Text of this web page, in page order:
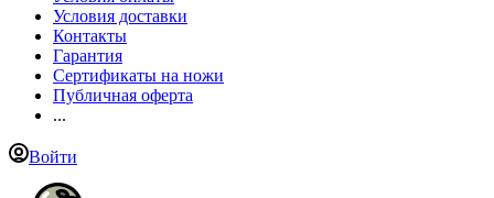
Условия доставки
Контакты
Гарантия
Сертификаты на ножи
Публичная оферта
...
Войти